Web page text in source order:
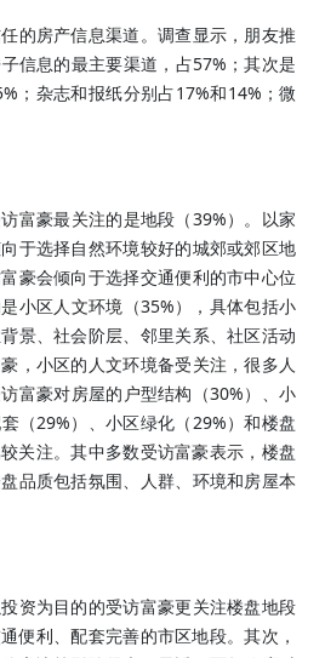
的房产信息渠道。调查显示，朋友推
信息的最主要渠道，占57% ；其次是
；杂志和报纸分别占 17%和 14% ；微
富豪最关注的是地段（ 39% ）。以家
于选择自然环境较好的城郊或郊区地
豪会倾向于选择交通便利的市中心位
小区人文环境（35% ），具体包括小
景、社会阶层、邻里关系、社区活动
，小区的人文环境备受关注，很多人
富豪对房屋的户型结构（30% ）、小
（29% ）、小区绿化（ 29% ）和楼盘
关注。其中多数受访富豪表示，楼盘
品质包括氛围、人群、环境和房屋本
资为目的的受访富豪更关注楼盘地段
便利、配套完善的市区地段。其次，